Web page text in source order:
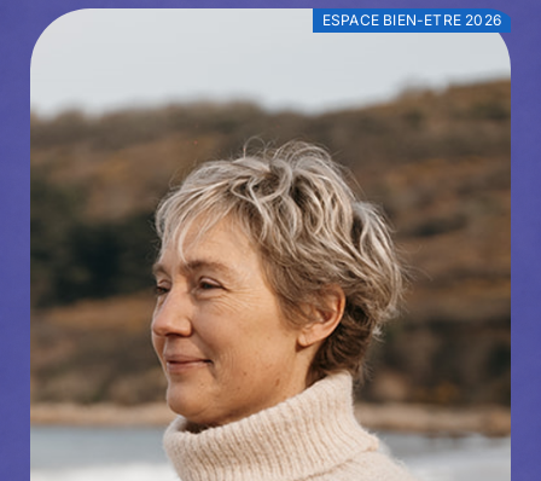
ESPACE BIEN-ETRE 2026